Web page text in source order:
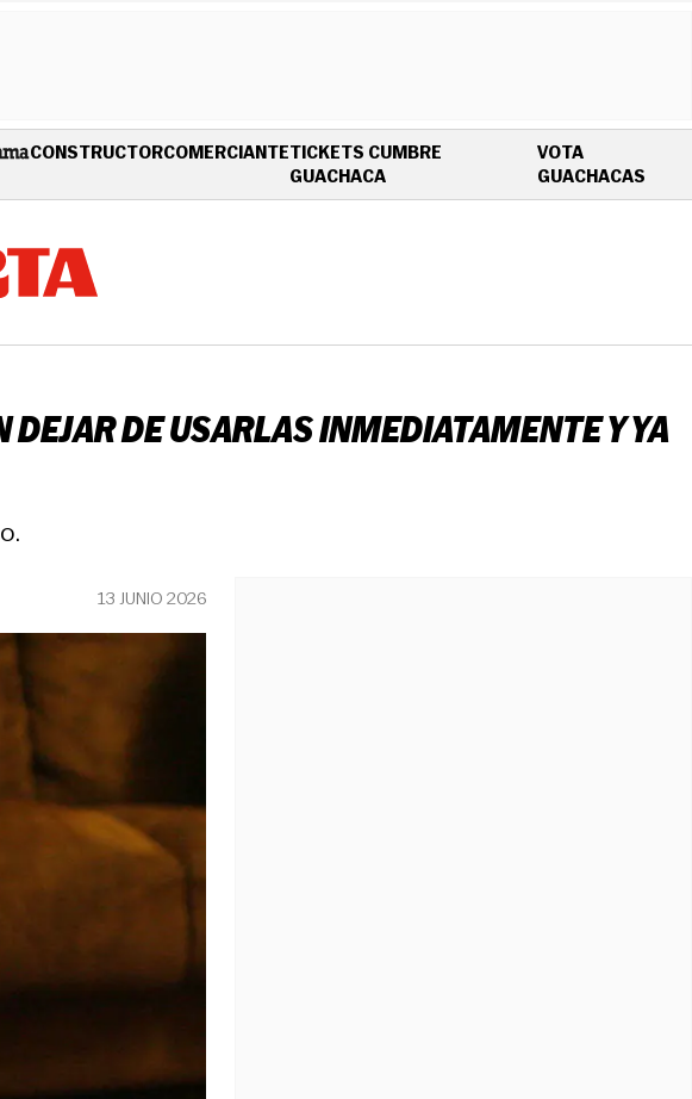
CONSTRUCTORCOMERCIANTETICKETS CUMBRE
GUACHACAOPENS IN NEW WINDOW
VOTA
GUACHACAS
DE USARLAS INMEDIATAMENTE Y YA
13 JUNIO 2026